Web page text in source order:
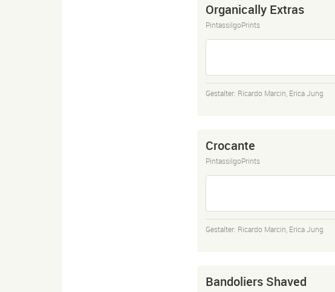
Organically Extras
PintassilgoPrints
Gestalter: Ricardo Marcin Erica Jung
Crocante
PintassilgoPrints
Gestalter: Ricardo Marcin Erica Jung
Bandoliers Shaved